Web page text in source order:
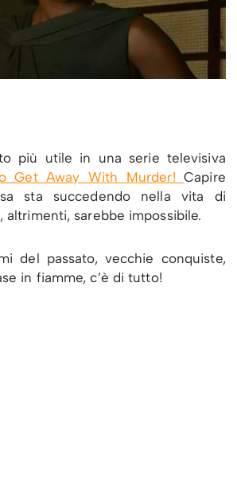
più utile in una serie televisiva
Get Away With Murder!Capire
sta succedendo nella vita di
, altrimenti, sarebbe impossibile.
del passato, vecchie conquiste,
in fiamme, c’è di tutto!